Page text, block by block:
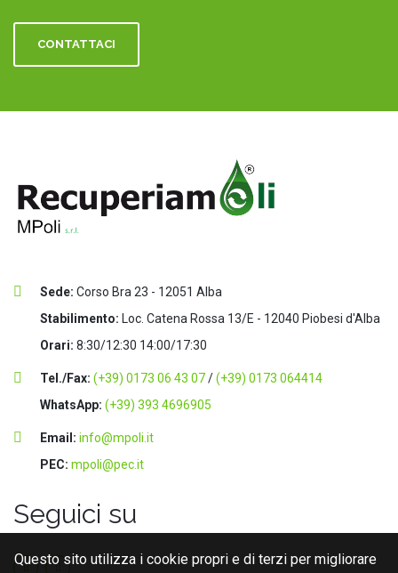
CONTATTACI
Sede: Corso Bra 23 - 12051 Alba
Stabilimento: Loc. Catena Rossa 13/E - 12040 Piobesi d'Alba
Orari: 8:30/12:30 14:00/17:30
Tel./Fax: (+39) 0173 06 43 07/(+39) 0173 064414
WhatsApp: (+39) 393 4696905
Email: info@mpoli.it
PEC: mpoli@pec.it
Seguici su
Questo sito utilizza i cookie propri e di terzi per migliorare